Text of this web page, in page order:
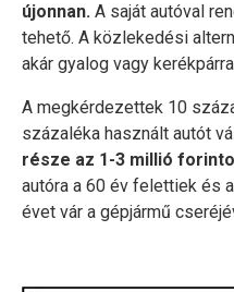
újonnan. A saját autóval
tehető. A közlekedési
akár gyalog vagy
A megkérdezettek 10
százaléka használt autót
része az 1-3 millió
autóra a 60 év felettiek és
évet vár a gépjármű